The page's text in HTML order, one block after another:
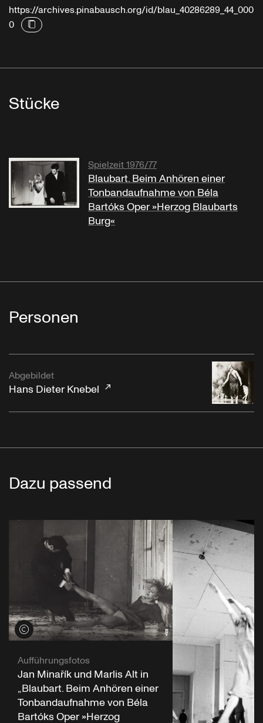
https://archives.pinabausch.org/id/blau_40286289_44_000
0
Stücke
Spielzeit 1976/77
Blaubart. Beim Anhören einer
Tonbandaufnahme von Béla
Bartóks Oper »Herzog Blaubarts
Burg«
Personen
Abgebildet
Hans Dieter Knebel
Dazu passend
Credits öffnen
Aufführungsfotos
Jan Minařík und Marlis Alt in
„Blaubart. Beim Anhören einer
Tonbandaufnahme von Béla
Bartóks Oper »Herzog